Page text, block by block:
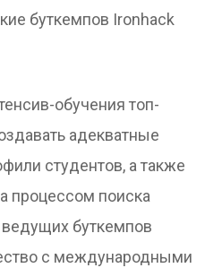
буткемпов Ironhack
обучения топ-
адекватные
студентов, а также
процессом поиска
буткемпов
с международными